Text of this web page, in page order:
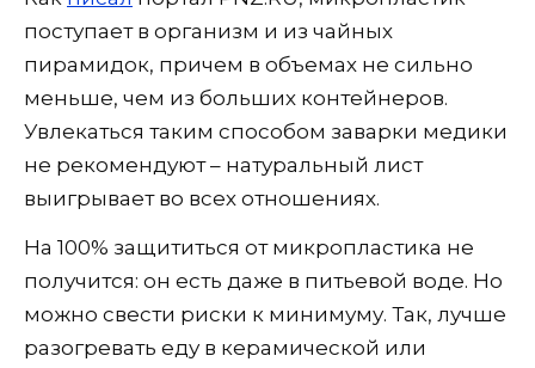
поступает в организм и из чайных
пирамидок, причем в объемах не сильно
меньше, чем из больших контейнеров.
Увлекаться таким способом заварки медики
не рекомендуют – натуральный лист
выигрывает во всех отношениях.
На 100% защититься от микропластика не
получится: он есть даже в питьевой воде. Но
можно свести риски к минимуму. Так, лучше
разогревать еду в керамической или